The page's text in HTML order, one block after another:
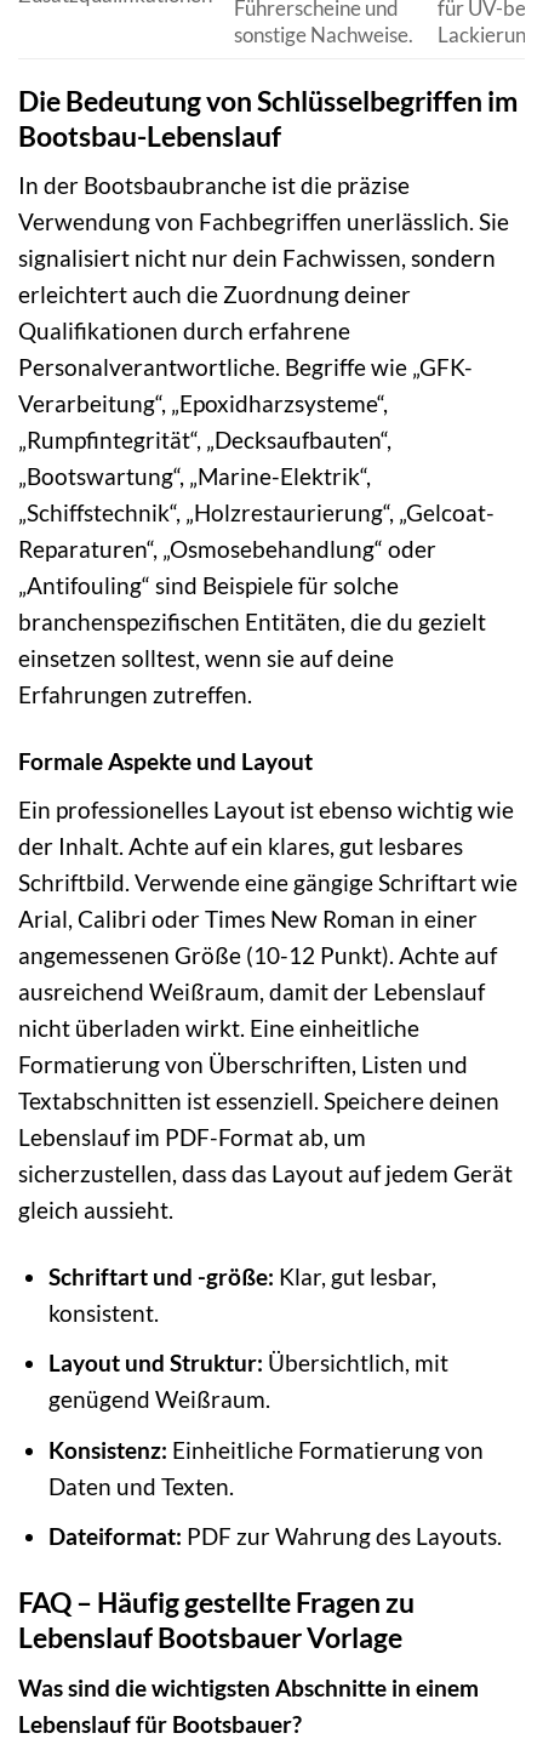
Führerscheine und
sonstige Nachweise.
für UV-
Die Bedeutung von Schlüsselbegriffen im
Bootsbau-Lebenslauf
In der Bootsbaubranche ist die präzise
Verwendung von Fachbegriffen unerlässlich. Sie
signalisiert nicht nur dein Fachwissen, sondern
erleichtert auch die Zuordnung deiner
Qualifikationen durch erfahrene
Personalverantwortliche. Begriffe wie „GFK-
Verarbeitung“, „Epoxidharzsysteme“,
„Rumpfintegrität“, „Decksaufbauten“,
„Bootswartung“, „Marine-Elektrik“,
„Schiffstechnik“, „Holzrestaurierung“, „Gelcoat-
Reparaturen“, „Osmosebehandlung“ oder
„Antifouling“ sind Beispiele für solche
branchenspezifischen Entitäten, die du gezielt
einsetzen solltest, wenn sie auf deine
Erfahrungen zutreffen.
Formale Aspekte und Layout
Ein professionelles Layout ist ebenso wichtig wie
der Inhalt. Achte auf ein klares, gut lesbares
Schriftbild. Verwende eine gängige Schriftart wie
Arial, Calibri oder Times New Roman in einer
angemessenen Größe (10-12 Punkt). Achte auf
ausreichend Weißraum, damit der Lebenslauf
nicht überladen wirkt. Eine einheitliche
Formatierung von Überschriften, Listen und
Textabschnitten ist essenziell. Speichere deinen
Lebenslauf im PDF-Format ab, um
sicherzustellen, dass das Layout auf jedem Gerät
gleich aussieht.
Schriftart und -größe: Klar, gut lesbar,
konsistent.
Layout und Struktur: Übersichtlich, mit
genügend Weißraum.
Konsistenz: Einheitliche Formatierung von
Daten und Texten.
Dateiformat: PDF zur Wahrung des Layouts.
FAQ – Häufig gestellte Fragen zu
Lebenslauf Bootsbauer Vorlage
Was sind die wichtigsten Abschnitte in einem
Lebenslauf für Bootsbauer?